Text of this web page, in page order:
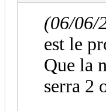
(06/06/
est le
Que la
serra 2